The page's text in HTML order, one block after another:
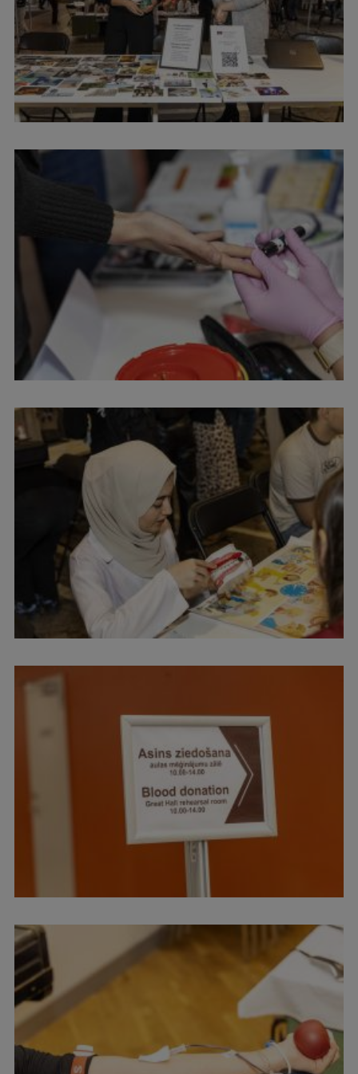
Studentu dzīve
Studiju norises vietas
Fakultātes
Vēsture un tradīcijas
RSU fonds
Aula
Muzeji un ekspozīcijas
Ģerbonis
Projekti
Reitingi
Virtuālā tūre
Ilgtspējīga attīstība
Studiju un vides pieejamība
Dati par 2025. gadu
Suvenīri un grāmatas
Mūžizglītība
Ētikas un līdztiesības mācības
Atvērtā universitāte
Sagatavošanas kursi
ESF kvalifikācijas celšanas kursi
Pētniecība
Zinātniskie institūti un laboratorijas